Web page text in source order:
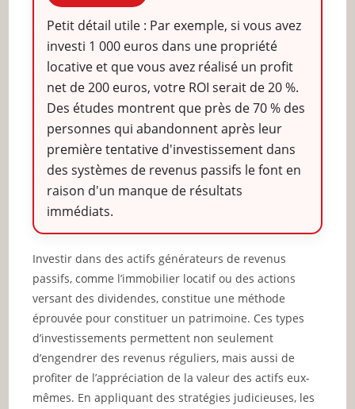
Petit détail utile : Par exemple, si vous avez
investi 1 000 euros dans une propriété
locative et que vous avez réalisé un profit
net de 200 euros, votre ROI serait de 20 %.
Des études montrent que près de 70 % des
personnes qui abandonnent après leur
première tentative d'investissement dans
des systèmes de revenus passifs le font en
raison d'un manque de résultats
immédiats.
Investir dans des actifs générateurs de revenus
passifs, comme l’immobilier locatif ou des actions
versant des dividendes, constitue une méthode
éprouvée pour constituer un patrimoine. Ces types
d’investissements permettent non seulement
d’engendrer des revenus réguliers, mais aussi de
profiter de l’appréciation de la valeur des actifs eux-
mêmes. En appliquant des stratégies judicieuses, les